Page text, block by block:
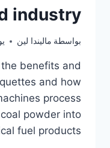
industry
بواسطة ماليندا لين
benefits and
and how
process
powder into
fuel products.